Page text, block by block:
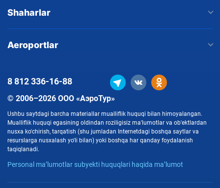
Shaharlar
Aeroportlar
© 2006–2026 ООО «АэроТур»
Ushbu saytdagi barcha materiallar mualliflik huquqi bilan himoyalangan.
Mualliflik huquqi egasining oldindan roziligisiz ma'lumotlar va ob'ektlardan
nusxa ko'chirish, tarqatish (shu jumladan Internetdagi boshqa saytlar va
resurslarga nusxalash yo'li bilan) yoki boshqa har qanday foydalanish
taqiqlanadi.
Personal ma’lumotlar subyekti huquqlari haqida ma’lumot
8 812336-16-88